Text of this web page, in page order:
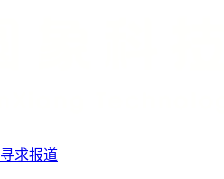
寻求报道